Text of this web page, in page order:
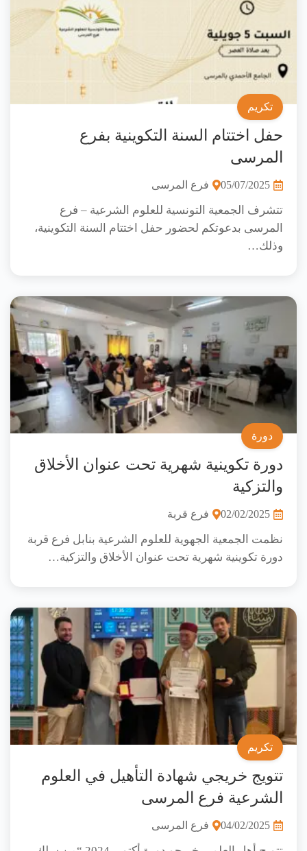
تكريم
حفل اختتام السنة التكوينية بفرع
المرسى
05/07/2025 فرع المرسى
تتشرف الجمعية التونسية للعلوم الشرعية – فرع
المرسى بدعوتكم لحضور حفل اختتام السنة التكوينية،
وذلك…
دورة
دورة تكوينية شهرية تحت عنوان الأخلاق
والتزكية
02/02/2025 فرع قربة
نظمت الجمعية الجهوية للعلوم الشرعية بنابل فرع قربة
دورة تكوينية شهرية تحت عنوان الأخلاق والتزكية…
تكريم
تتويج خريجي شهادة التأهيل في العلوم
الشرعية فرع المرسى
04/02/2025 فرع المرسى